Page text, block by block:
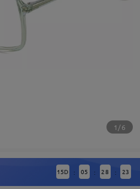
1/6
15D : 05 : 28 : 22